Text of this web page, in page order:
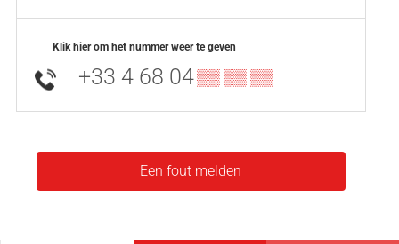
Klik hier om het nummer weer te geven
+33 4 68 04▒▒ ▒▒ ▒▒
Een fout melden